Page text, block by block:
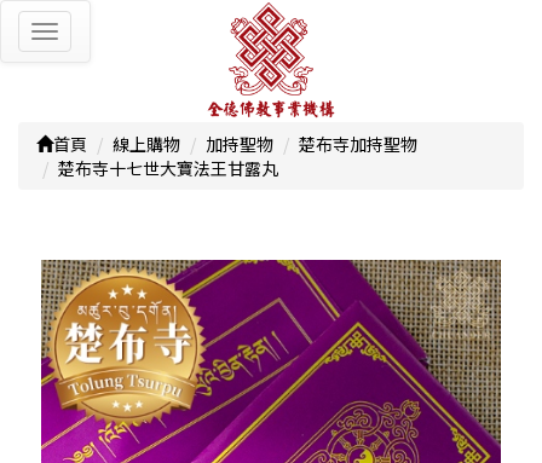
Toggle
navigation
首頁 線上購物 加持聖物
楚布寺加持聖物
楚布寺十七世大寶法王甘露丸